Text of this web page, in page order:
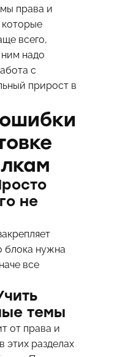
права и
всего,
надо
с
прирост в
не
блока нужна
все
темы
от права и
этих разделах